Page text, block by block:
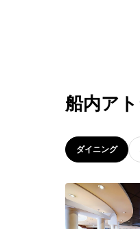
船内ア
ダイニング